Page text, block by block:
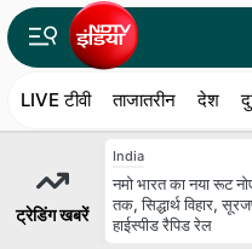
LIVE टीवी ताजातरीन देश
ट्रेडिंग खबरें
India
नमो भारत का नया रूट
तक, सिद्धार्थ विहार,
हाईस्पीड रैपिड रेल